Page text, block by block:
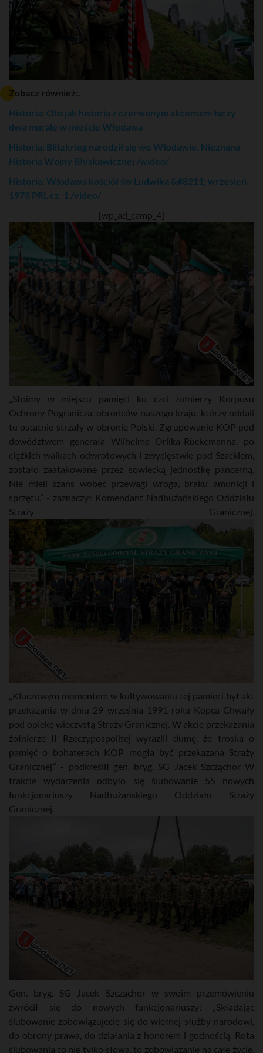
Zobacz również:.
Historia: Oto jak historia z czerwonym akcentem łączy
dwa murale w mieście Włodawa
Historia: Blitzkrieg narodził się we Włodawie. Nieznana
Historia Wojny Błyskawicznej /wideo/
Historia: Włodawa kościół św Ludwika &#8211; wrzesień
1978 PRL cz. 1 /video/
[wp_ad_camp_4]
„Stoimy w miejscu pamięci ku czci żołnierzy Korpusu
Ochrony Pogranicza, obrońców naszego kraju, którzy oddali
tu ostatnie strzały w obronie Polski. Zgrupowanie KOP pod
dowództwem generała Wilhelma Orlika-Rückemanna, po
ciężkich walkach odwrotowych i zwycięstwie pod Szackiem,
zostało zaatakowane przez sowiecką jednostkę pancerną.
Nie mieli szans wobec przewagi wroga, braku amunicji i
sprzętu.” - zaznaczył Komendant Nadbużańskiego Oddziału
Straży Granicznej.
„Kluczowym momentem w kultywowaniu tej pamięci był akt
przekazania w dniu 29 września 1991 roku Kopca Chwały
pod opiekę wieczystą Straży Granicznej. W akcie przekazania
żołnierze II Rzeczypospolitej wyrazili dumę, że troska o
pamięć o bohaterach KOP mogła być przekazana Straży
Granicznej.” - podkreślił gen. bryg. SG Jacek Szcząchor W
trakcie wydarzenia odbyło się ślubowanie 55 nowych
funkcjonariuszy Nadbużańskiego Oddziału Straży
Granicznej.
Gen. bryg. SG Jacek Szcząchor w swoim przemówieniu
zwrócił się do nowych funkcjonariuszy: „Składając
ślubowanie zobowiązujecie się do wiernej służby narodowi,
do obrony prawa, do działania z honorem i godnością. Rota
ślubowania to nie tylko słowa, to zobowiązanie na całe życie,